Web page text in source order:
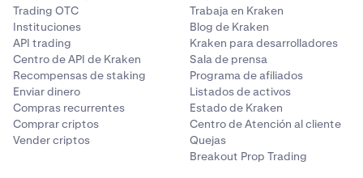
Trading OTC
Instituciones
API trading
Centro de API de Kraken
Recompensas de staking
Enviar dinero
Compras recurrentes
Comprar criptos
Vender criptos
Trabaja en Kraken
Blog de Kraken
Kraken para desarrolladores
Sala de prensa
Programa de afiliados
Listados de activos
Estado de Kraken
Centro de Atención al cliente
Quejas
Breakout Prop Trading